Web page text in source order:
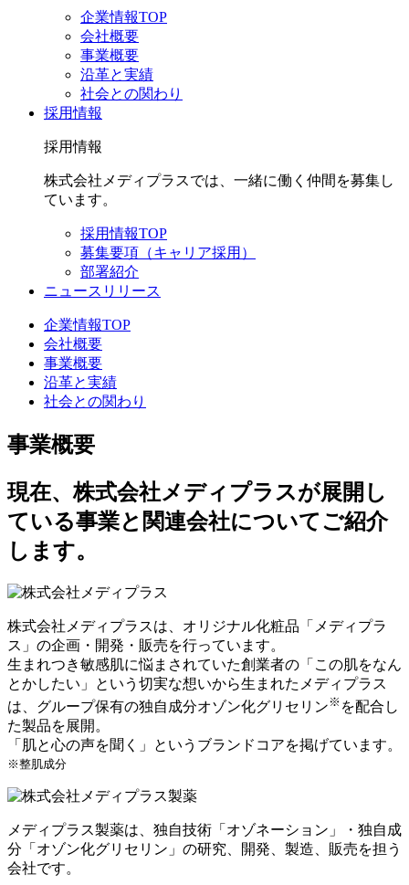
企業情報TOP
会社概要
事業概要
沿革と実績
社会との関わり
採用情報
採用情報
株式会社メディプラスでは、一緒に働く仲間を募集し
ています。
採用情報TOP
募集要項（キャリア採用）
部署紹介
ニュースリリース
企業情報TOP
会社概要
事業概要
沿革と実績
社会との関わり
事業概要
現在、株式会社メディプラスが展開し
ている事業と関連会社についてご紹介
します。
株式会社メディプラスは、オリジナル化粧品「メディプラ
ス」の企画・開発・販売を行っています。
生まれつき敏感肌に悩まされていた創業者の「この肌をなん
とかしたい」という切実な想いから生まれたメディプラス
は、グループ保有の独自成分オゾン化グリセリン ※ を配合し
た製品を展開。
「肌と心の声を聞く」というブランドコアを掲げています。
※整肌成分
メディプラス製薬は、独自技術「オゾネーション」・独自成
分「オゾン化グリセリン」の研究、開発、製造、販売を担う
会社です。